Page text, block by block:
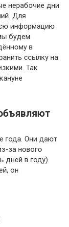
нерабочие дни
Для
информацию
будем
в
ссылку на
Так
года. Они дают
за нового
дней в году).
он